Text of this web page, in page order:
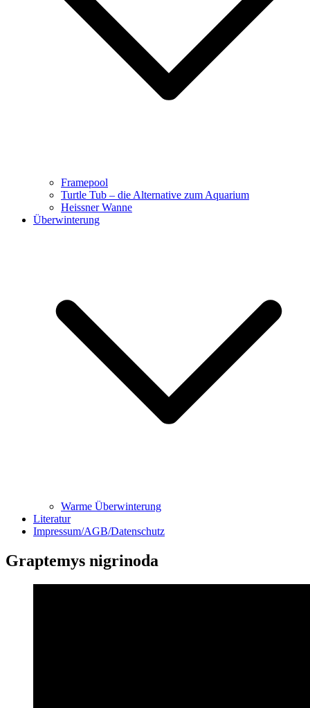
Framepool
Turtle Tub – die Alternative zum Aquarium
Heissner Wanne
Überwinterung
Warme Überwinterung
Literatur
Impressum/AGB/Datenschutz
Graptemys nigrinoda